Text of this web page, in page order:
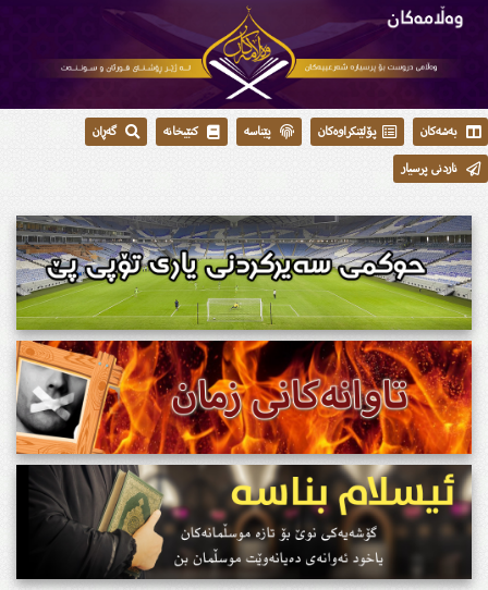
بەشەکان پۆلێنکراوەکان پێناسە کتێبخانە
گەڕان
ناردنی پرسیار